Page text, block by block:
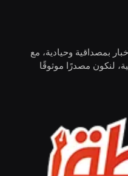
بمصداقية وحيادية، مع
لنكون مصدرًا موثوقًا